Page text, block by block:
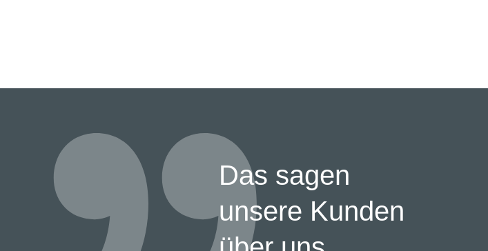
Das sagen
unsere Kunden